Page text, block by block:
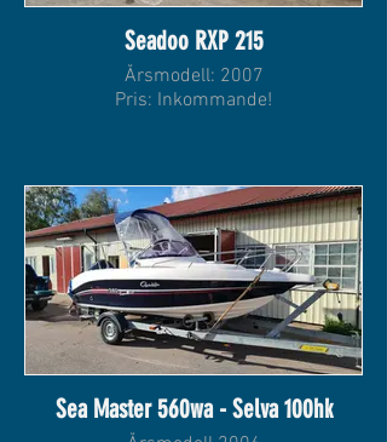
Seadoo RXP 215
Årsmodell: 2007
Pris: Inkommande!
Sea Master 560wa - Selva 100hk